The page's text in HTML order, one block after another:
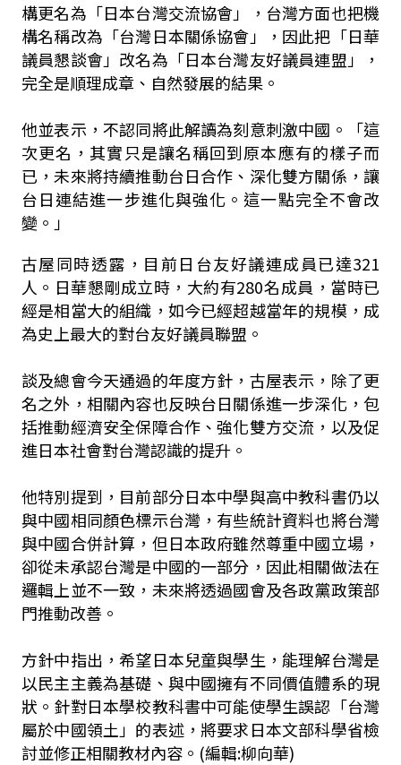
構更名為「日本台灣交流協會」，台灣方面也把機
構名稱改為「台灣日本關係協會」，因此把「日華
議員懇談會」改名為「日本台灣友好議員連盟」，
完全是順理成章、自然發展的結果。
他並表示，不認同將此解讀為刻意刺激中國。「這
次更名，其實只是讓名稱回到原本應有的樣子而
已，未來將持續推動台日合作、深化雙方關係，讓
台日連結進一步進化與強化。這一點完全不會改
變。」
古屋同時透露，目前日台友好議連成員已達321
人。日華懇剛成立時，大約有280名成員，當時已
經是相當大的組織，如今已經超越當年的規模，成
為史上最大的對台友好議員聯盟。
談及總會今天通過的年度方針，古屋表示，除了更
名之外，相關內容也反映台日關係進一步深化，包
括推動經濟安全保障合作、強化雙方交流，以及促
進日本社會對台灣認識的提升。
他特別提到，目前部分日本中學與高中教科書仍以
與中國相同顏色標示台灣，有些統計資料也將台灣
與中國合併計算，但日本政府雖然尊重中國立場，
卻從未承認台灣是中國的一部分，因此相關做法在
邏輯上並不一致，未來將透過國會及各政黨政策部
門推動改善。
方針中指出，希望日本兒童與學生，能理解台灣是
以民主主義為基礎、與中國擁有不同價值體系的現
狀。針對日本學校教科書中可能使學生誤認「台灣
屬於中國領土」的表述，將要求日本文部科學省檢
討並修正相關教材內容。(編輯:柳向華)